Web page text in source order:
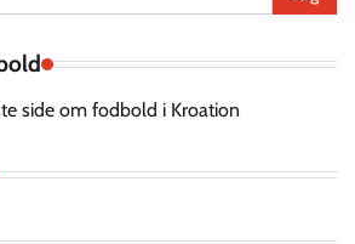
side om fodbold i Kroation